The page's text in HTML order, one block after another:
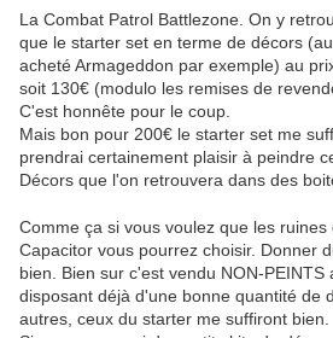
La Combat Patrol Battlezone. On y
que le starter set en terme de décors
acheté Armageddon par exemple) au
soit 130€ (modulo les remises de
C'est honnête pour le coup.
Mais bon pour 200€ le starter set me
prendrai certainement plaisir à peindre
Décors que l'on retrouvera dans des
Comme ça si vous voulez que les
Capacitor vous pourrez choisir. Donner
bien. Bien sur c'est vendu NON-PEINTS
disposant déjà d'une bonne quantité de
autres, ceux du starter me suffiront bien.